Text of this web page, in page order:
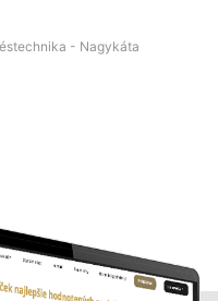
- Nagykáta